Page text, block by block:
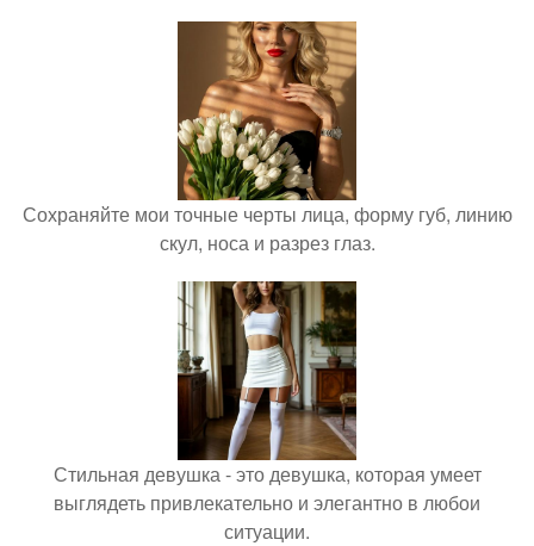
Сохраняйте мои точные черты лица, форму губ, линию
скул, носа и разрез глаз.
Стильная девушка - это девушка, которая умеет
выглядеть привлекательно и элегантно в любои
ситуации.